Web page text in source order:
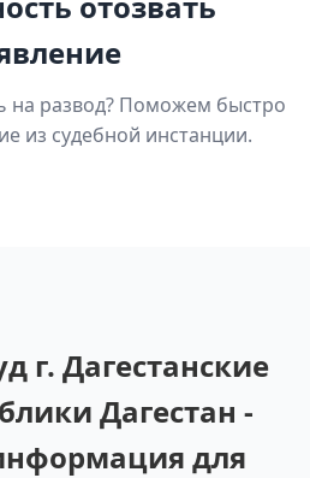
на развод? Поможем быстро
из судебной инстанции.
г. Дагестанские
Дагестан -
для